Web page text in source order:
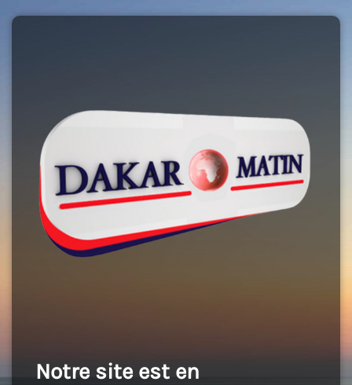
Notre site est en